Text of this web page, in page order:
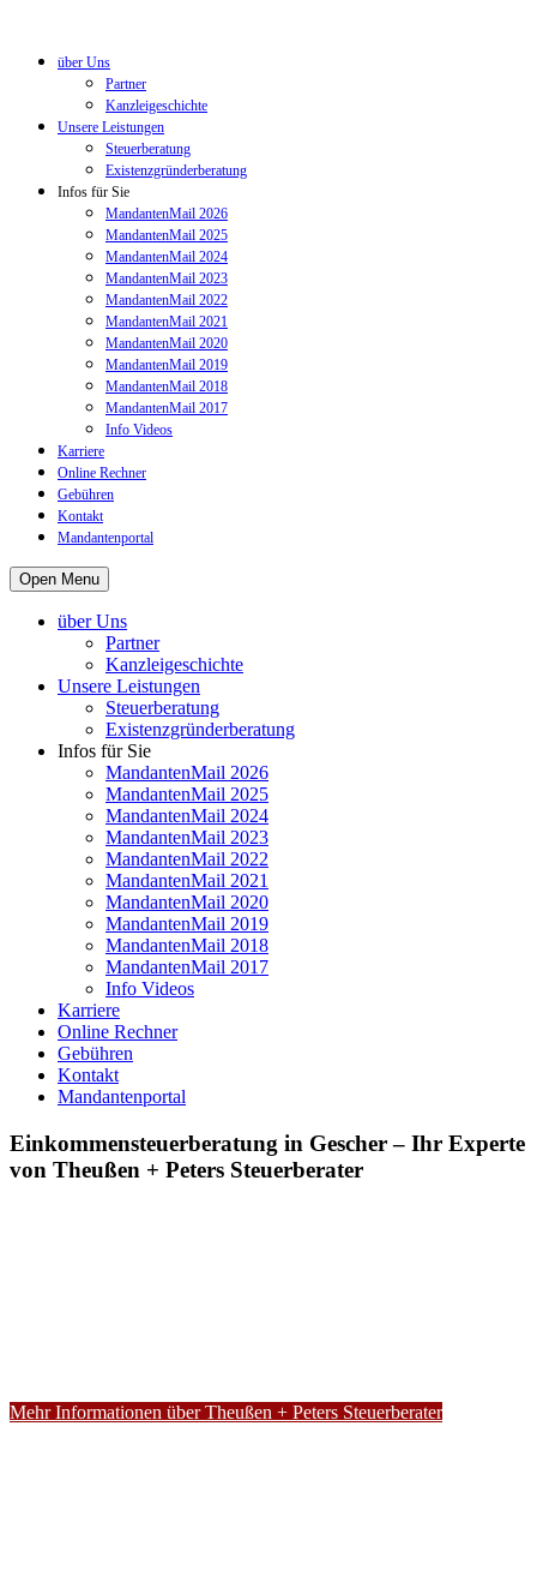
über Uns
Partner
Kanzleigeschichte
Unsere Leistungen
Steuerberatung
Existenzgründerberatung
Infos für Sie
MandantenMail 2026
MandantenMail 2025
MandantenMail 2024
MandantenMail 2023
MandantenMail 2022
MandantenMail 2021
MandantenMail 2020
MandantenMail 2019
MandantenMail 2018
MandantenMail 2017
Info Videos
Karriere
Online Rechner
Gebühren
Kontakt
Mandantenportal
Open Menu
über Uns
Partner
Kanzleigeschichte
Unsere Leistungen
Steuerberatung
Existenzgründerberatung
Infos für Sie
MandantenMail 2026
MandantenMail 2025
MandantenMail 2024
MandantenMail 2023
MandantenMail 2022
MandantenMail 2021
MandantenMail 2020
MandantenMail 2019
MandantenMail 2018
MandantenMail 2017
Info Videos
Karriere
Online Rechner
Gebühren
Kontakt
Mandantenportal
Einkommensteuerberatung in Gescher – Ihr Experte
von Theußen + Peters Steuerberater
Mehr Informationen über Theußen + Peters Steuerberater